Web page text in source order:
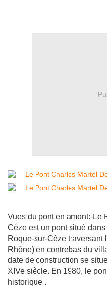
Vues du pont en amont:-Le
Cèze est un pont situé
Roque-sur-Cèze traversant
Rhône) en contrebas du
date de construction se
XIVe siècle. En 1980, le
historique .